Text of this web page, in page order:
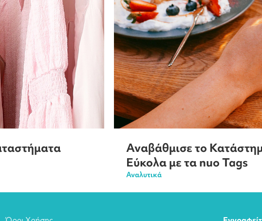
Αναβάθμισε το
Εύκολα με τα nuo Tags
Αναλυτικά